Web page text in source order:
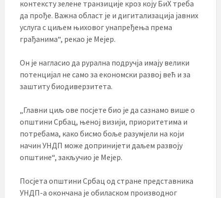
контексту зелене транзиције кроз коју БиХ треба
да прође. Важна област је и дигитализација јавних
услуга с циљем њиховог унапређења према
грађанима“, рекао је Мејер.
Он је нагласио да рурална подручја имају велики
потенцијал не само за економски развој већ и за
заштиту биодиверзитета.
„Главни циљ ове посјете био је да сазнамо више о
општини Србац, њеној визији, приоритетима и
потребама, како бисмо боље разумјели на који
начин УНДП може допринијети даљем развоју
општине“, закључио је Мејер.
Посјета општини Србац од стране представника
УНДП-а окончана је обиласком производног